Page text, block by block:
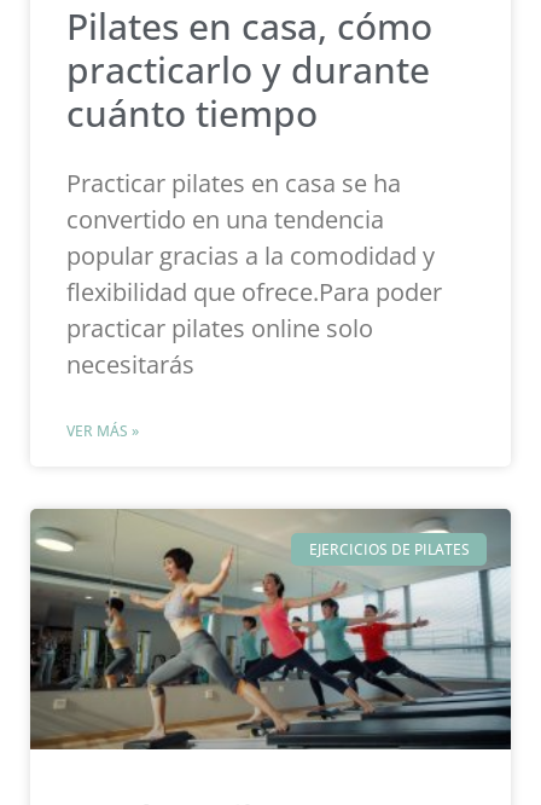
Pilates en casa, cómo
practicarlo y durante
cuánto tiempo
Practicar pilates en casa se ha
convertido en una tendencia
popular gracias a la comodidad y
flexibilidad que ofrece.Para poder
practicar pilates online solo
necesitarás
VER MÁS »
EJERCICIOS DE PILATES